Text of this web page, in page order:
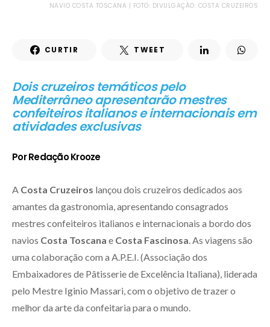
NAVIO COSTA TOSCANA | FOTO: DIVULGAÇÃO: COSTA CRUZEIROS
CURTIR TWEET
Dois cruzeiros temáticos pelo
Mediterrâneo apresentarão mestres
confeiteiros italianos e internacionais em
atividades exclusivas
Por Redação Krooze
A Costa Cruzeiros lançou dois cruzeiros dedicados aos
amantes da gastronomia, apresentando consagrados
mestres confeiteiros italianos e internacionais a bordo dos
navios Costa Toscana e Costa Fascinosa . As viagens são
uma colaboração com a A.P.E.I. (Associação dos
Embaixadores de Pâtisserie de Excelência Italiana), liderada
pelo Mestre Iginio Massari, com o objetivo de trazer o
melhor da arte da confeitaria para o mundo.